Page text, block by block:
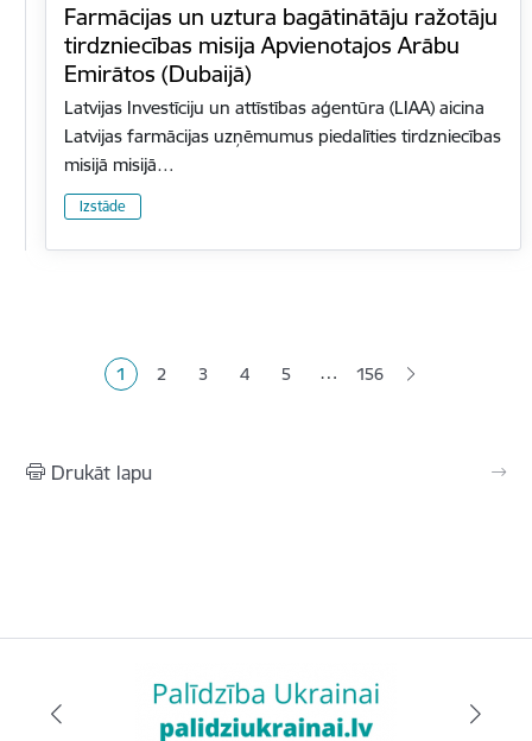
Farmācijas un uztura bagātinātāju ražotāju
tirdzniecības misija Apvienotajos Arābu
Emirātos (Dubaijā)
Latvijas Investīciju un attīstības aģentūra (LIAA) aicina
Latvijas farmācijas uzņēmumus piedalīties tirdzniecības
misijā misijā…
Izstāde
Pašreizējā lapa
1 Lapa
2 Lapa
3 Lapa
4 Lapa
5 … 156
Drukāt lapu